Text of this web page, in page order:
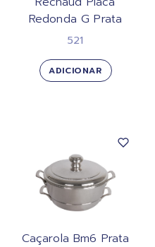
Redonda G Prata
521
ADICIONAR
Caçarola Bm6 Prata